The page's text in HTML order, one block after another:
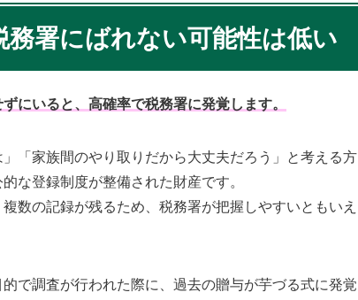
署にばれない可能性は低い
にいると、高確率で税務署に発覚します。
「家族間のやり取りだから大丈夫だろう」と考える方
な登録制度が整備された財産です。
数の記録が残るため、税務署が把握しやすいともいえ
で調査が行われた際に、過去の贈与が芋づる式に発覚